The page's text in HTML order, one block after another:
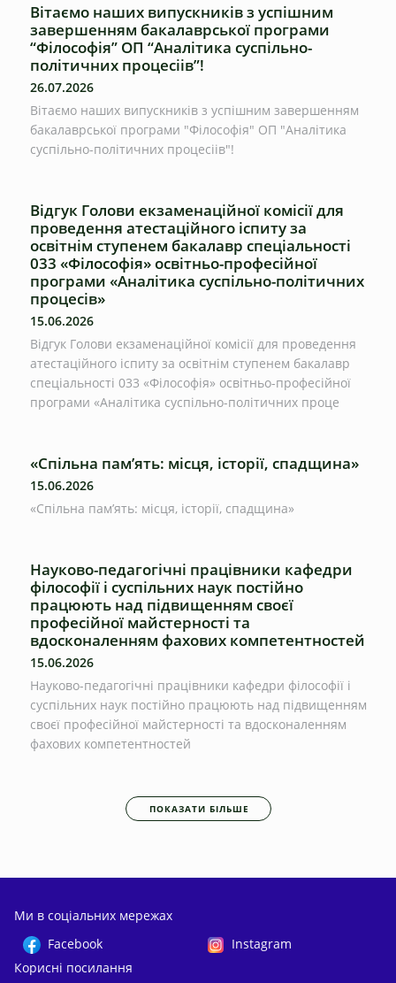
Вітаємо наших випускників з успішним
завершенням бакалаврської програми
“Філософія” ОП “Аналітика суспільно-
політичних процесіів”!
26.07.2026
Вітаємо наших випускників з успішним завершенням
бакалаврської програми "Філософія" ОП "Аналітика
суспільно-політичних процесіів"!
Відгук Голови екзаменаційної комісії для
проведення атестаційного іспиту за
освітнім ступенем бакалавр спеціальності
033 «Філософія» освітньо-професійної
програми «Аналітика суспільно-політичних
процесів»
15.06.2026
Відгук Голови екзаменаційної комісії для проведення
атестаційного іспиту за освітнім ступенем бакалавр
спеціальності 033 «Філософія» освітньо-професійної
програми «Аналітика суспільно-політичних проце
«Спільна пам’ять: місця, історії, спадщина»
15.06.2026
«Спільна пам’ять: місця, історії, спадщина»
Науково-педагогічні працівники кафедри
філософії і суспільних наук постійно
працюють над підвищенням своєї
професійної майстерності та
вдосконаленням фахових компетентностей
15.06.2026
Науково-педагогічні працівники кафедри філософії і
суспільних наук постійно працюють над підвищенням
своєї професійної майстерності та вдосконаленням
фахових компетентностей
ПОКАЗАТИ БІЛЬШЕ
Ми в соціальних мережах
Facebook
Instagram
Корисні посилання